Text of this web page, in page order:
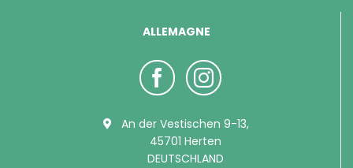
ALLEMAGNE
An der Vestischen 9-13,
45701 Herten
DEUTSCHLAND